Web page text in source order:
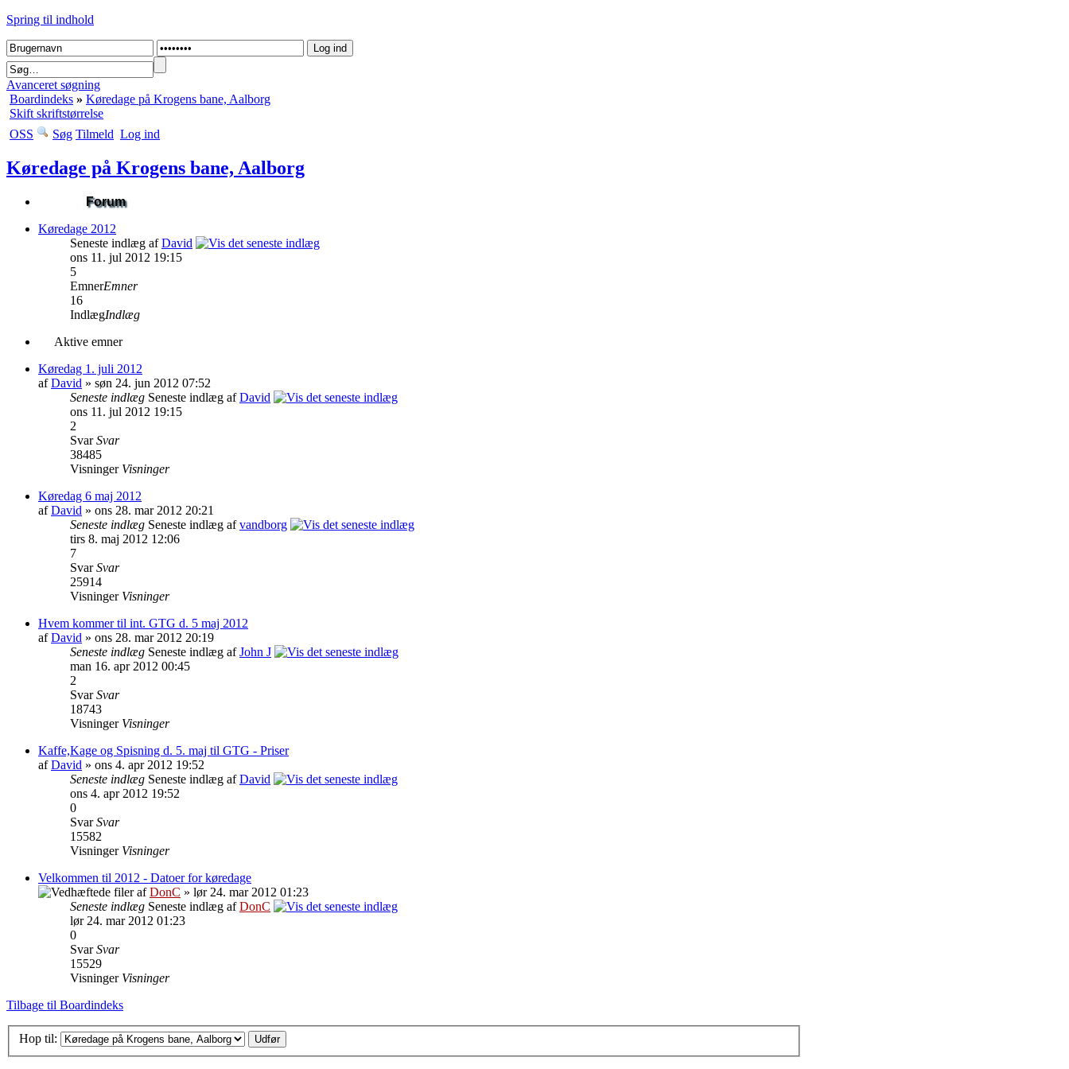
Spring til indhold
Avanceret søgning
Boardindeks » Køredage på Krogens bane, Aalborg
Skift skriftstørrelse
OSS
Søg Tilmeld Log ind
Køredage på Krogens bane, Aalborg
Forum
Køredage 2012
Seneste indlæg afDavid
ons 11. jul 2012 19:15
5
EmnerEmner
16
IndlægIndlæg
Aktive emner
Køredag 1. juli 2012
afDavid » søn 24. jun 2012 07:52
Seneste indlæg Seneste indlæg afDavid
ons 11. jul 2012 19:15
2
Svar Svar
38485
Visninger Visninger
Køredag 6 maj 2012
afDavid » ons 28. mar 2012 20:21
Seneste indlæg Seneste indlæg afvandborg
tirs 8. maj 2012 12:06
7
Svar Svar
25914
Visninger Visninger
Hvem kommer til int. GTG d. 5 maj 2012
afDavid » ons 28. mar 2012 20:19
Seneste indlæg Seneste indlæg afJohn J
man 16. apr 2012 00:45
2
Svar Svar
18743
Visninger Visninger
Kaffe,Kage og Spisning d. 5. maj til GTG - Priser
afDavid » ons 4. apr 2012 19:52
Seneste indlæg Seneste indlæg afDavid
ons 4. apr 2012 19:52
0
Svar Svar
15582
Visninger Visninger
Velkommen til 2012 - Datoer for køredage
afDonC » lør 24. mar 2012 01:23
Seneste indlæg Seneste indlæg afDonC
lør 24. mar 2012 01:23
0
Svar Svar
15529
Visninger Visninger
Tilbage til Boardindeks
Hop til: